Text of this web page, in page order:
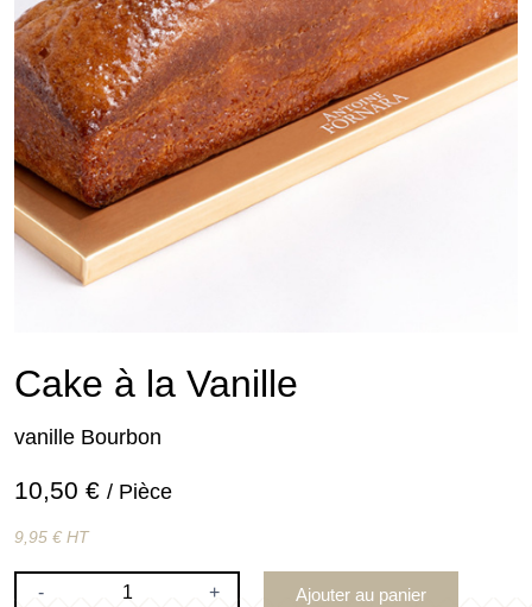
Cake à la Vanille
vanille Bourbon
10,50 € / Pièce
9,95 € HT
- + Ajouter au panier